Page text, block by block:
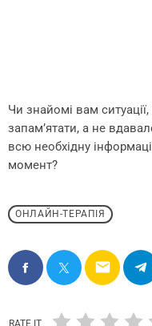
Чи знайомі вам
запам’ятати, а не
всю необхідну
момент?
ОНЛАЙН-ТЕРАПІЯ
email